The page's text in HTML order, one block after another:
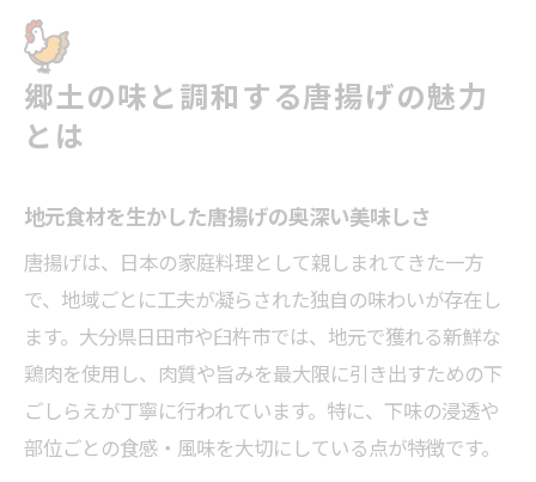
郷土の味と調和する唐揚げの魅力
とは
地元食材を生かした唐揚げの奥深い美味しさ
唐揚げは、日本の家庭料理として親しまれてきた一方
で、地域ごとに工夫が凝らされた独自の味わいが存在し
ます。大分県日田市や臼杵市では、地元で獲れる新鮮な
鶏肉を使用し、肉質や旨みを最大限に引き出すための下
ごしらえが丁寧に行われています。特に、下味の浸透や
部位ごとの食感・風味を大切にしている点が特徴です。